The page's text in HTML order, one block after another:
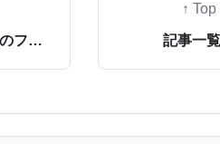
るためには宿主細胞の分子
VP30タンパクを発現させ
ンのような対抗策をつくり
に不活性化してある。
褐色脂肪細胞と脳のフィードバックループが解明される
↑ Top
記事一